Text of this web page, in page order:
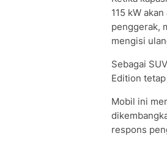
115 kW
penggerak,
mengisi
Sebagai
Edition
Mobil ini
respons